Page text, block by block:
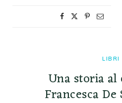
LIBRI
Una storia
Francesca